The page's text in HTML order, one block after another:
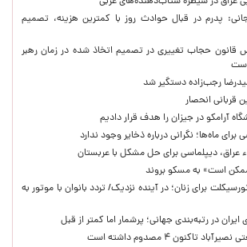
پدرم در قبال حوادث روز با کمترین هزینه، تصمیم
حجاب تغییری در تصمیم اتخاذ شده در زمان رهبر
رجب‌زاده دستگیر شد
قربانی انحصار
آرامکو در جیزان را هدف قرار دادیم
برای ماه‌ها؛ نگرانی درباره ذخایر وجود ندارد
عراق، دیپلماسی برای حل مشکل با عربستان
است» به مسکو بروند
برای زنان؛ در آینده نزدیک/ تردد بانوان با موتور به‌
در رتبه‌بندی جهانی؛ پرشمار اما کمتر از قبل
تاکنون ۴ مصدوم داشته است